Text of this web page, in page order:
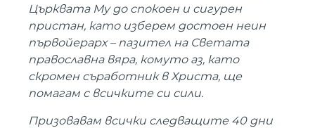
Църквата Му до спокоен и сигурен
пристан, като изберем достоен неин
първойерарх – пазител на Светата
православна вяра, комуто аз, като
скромен съработник в Христа, ще
помагам с всичките си сили.
Призовавам всички следващите 40 дни